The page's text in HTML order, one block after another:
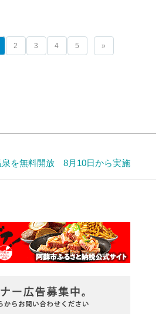
2 3 4 5 »
泉を無料開放 8月10日から実施